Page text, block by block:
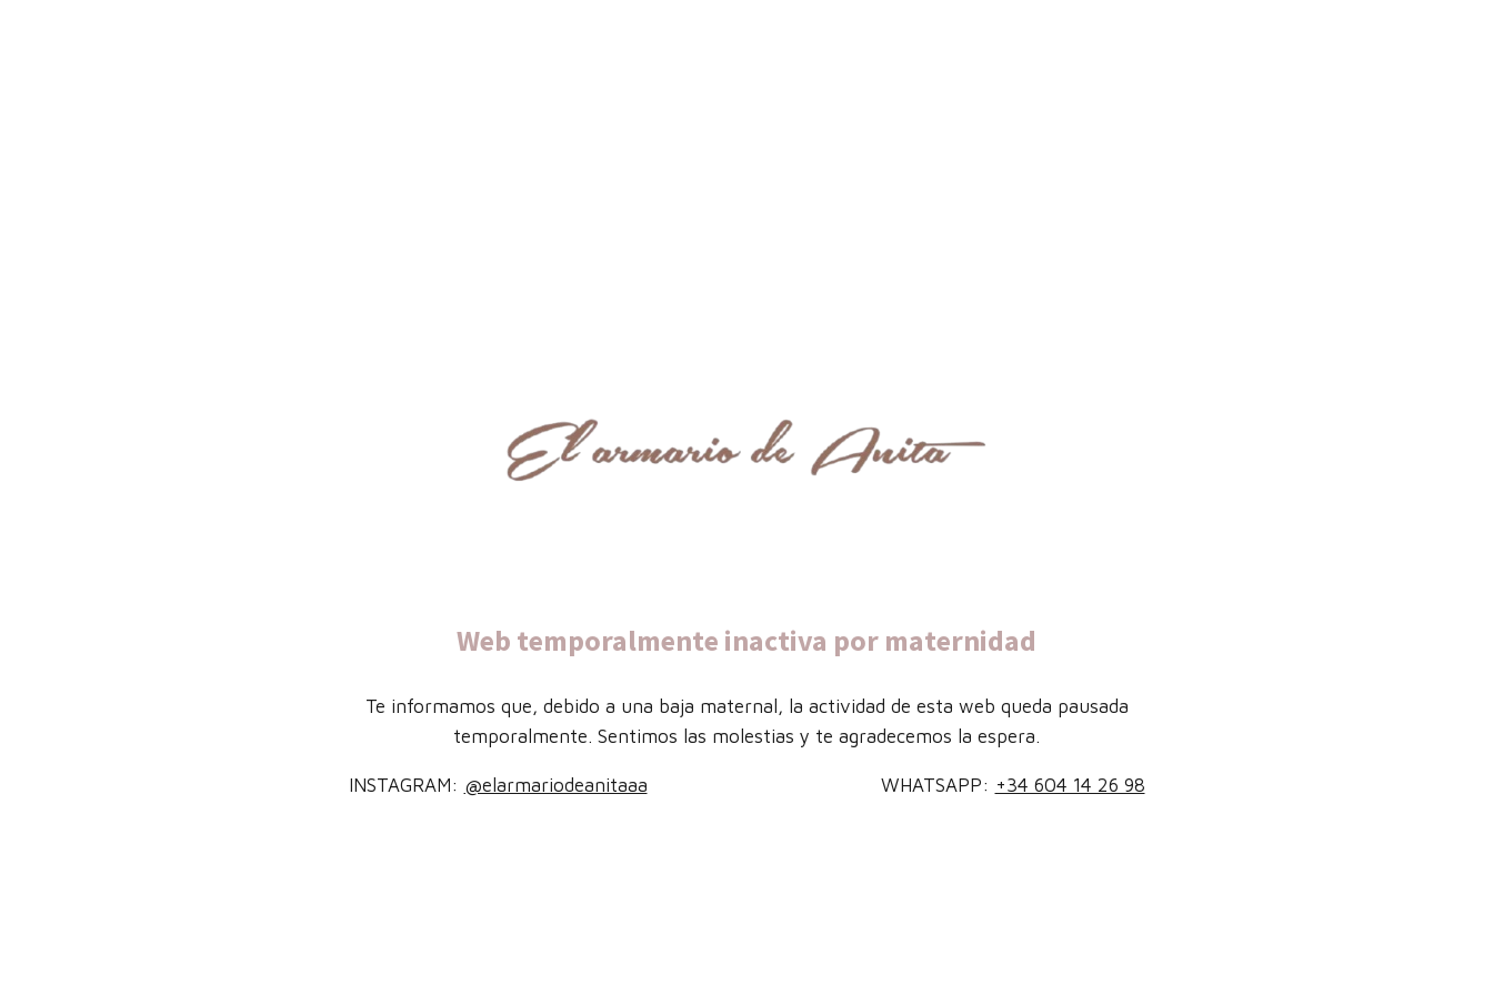
Web temporalmente inactiva por maternidad
Te informamos que, debido a una baja maternal, la actividad de esta web queda pausada
temporalmente. Sentimos las molestias y te agradecemos la espera.
INSTAGRAM: @elarmariodeanitaaa WHATSAPP: +34 604 14 26 98